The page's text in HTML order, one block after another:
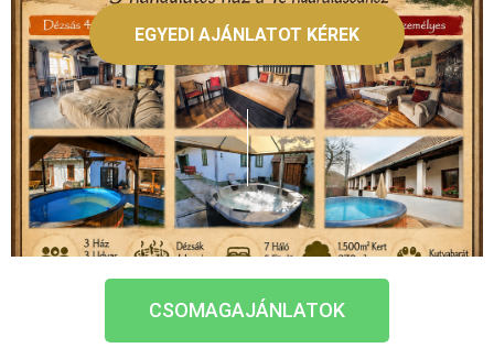
HÉTVÉGÉK
2026
CSOMAGOK
CSOMAGAJÁNLATOK
EGYEDI AJÁNLATOT KÉREK
CSOMAGAJÁNLATOK